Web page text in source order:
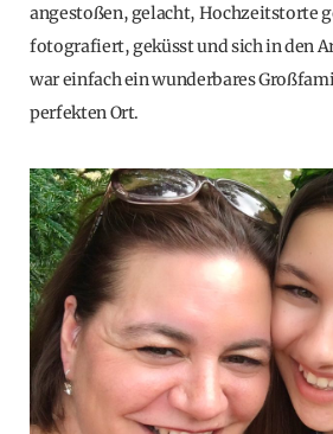
angestoßen, gelacht, Hochzeitstorte
fotografiert, geküsst und sich in den
war einfach ein wunderbares
perfekten Ort.